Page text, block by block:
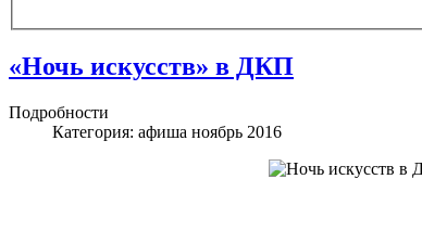
«Ночь искусств» в ДКП
Подробности
Категория: афиша ноябрь 2016